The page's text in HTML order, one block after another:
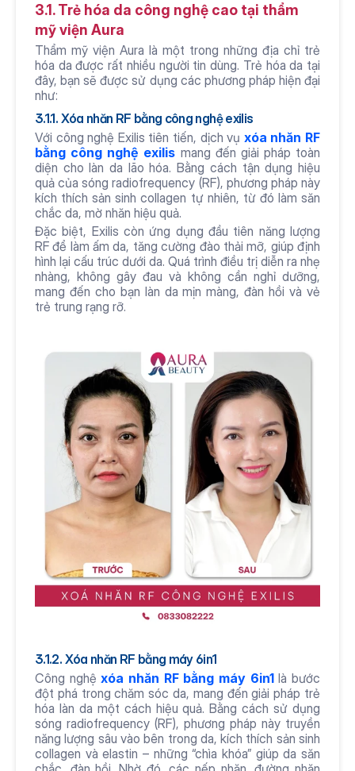
3.1. Trẻ hóa da công nghệ cao tại thẩm
mỹ viện Aura
Thẩm mỹ viện Aura là một trong những địa chỉ trẻ
hóa da được rất nhiều người tin dùng. Trẻ hóa da tại
đây, bạn sẽ được sử dụng các phương pháp hiện đại
như:
3.1.1. Xóa nhăn RF bằng công nghệ exilis
Với công nghệ Exilis tiên tiến, dịch vụ xóa nhăn RF
bằng công nghệ exilis mang đến giải pháp toàn
diện cho làn da lão hóa. Bằng cách tận dụng hiệu
quả của sóng radiofrequency (RF), phương pháp này
kích thích sản sinh collagen tự nhiên, từ đó làm săn
chắc da, mờ nhăn hiệu quả.
Đặc biệt, Exilis còn ứng dụng đầu tiên năng lượng
RF để làm ấm da, tăng cường đào thải mỡ, giúp định
hình lại cấu trúc dưới da. Quá trình điều trị diễn ra nhẹ
nhàng, không gây đau và không cần nghỉ dưỡng,
mang đến cho bạn làn da mịn màng, đàn hồi và vẻ
trẻ trung rạng rỡ.
3.1.2. Xóa nhăn RF bằng máy 6in1
Công nghệ xóa nhăn RF bằng máy 6in1 là bước
đột phá trong chăm sóc da, mang đến giải pháp trẻ
hóa làn da một cách hiệu quả. Bằng cách sử dụng
sóng radiofrequency (RF), phương pháp này truyền
năng lượng sâu vào bên trong da, kích thích sản sinh
collagen và elastin – những “chìa khóa” giúp da săn